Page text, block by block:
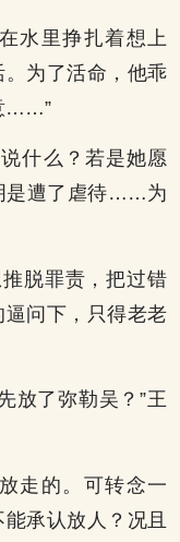
水里挣扎着想上
为了活命，他乖
……”
什么？若是她愿
是遭了虐待……为
脱罪责，把过错
问下，只得老老
放了弥勒吴？”王
走的。可转念一
承认放人？况且